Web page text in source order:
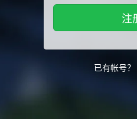
已有帐号？